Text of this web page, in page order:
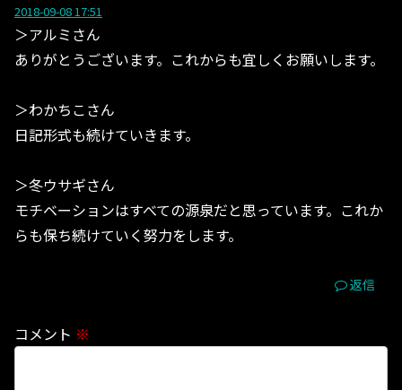
2018-09-08 17:51
＞アルミさん
ありがとうございます。これからも宜しくお願いします。
＞わかちこさん
日記形式も続けていきます。
＞冬ウサギさん
モチベーションはすべての源泉だと思っています。これか
らも保ち続けていく努力をします。
返信
コメント ※